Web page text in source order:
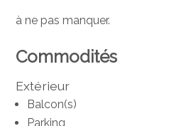
à ne pas manquer.
Commodités
Extérieur
Balcon(s)
Parking